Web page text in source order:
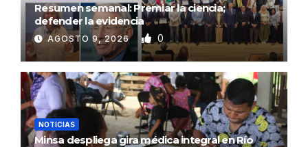
Resumen semanal: Premiar la ciencia;
defender la evidencia
AGOSTO 9, 2026 0
NOTICIAS
Minsa despliega gira médica integral en Río